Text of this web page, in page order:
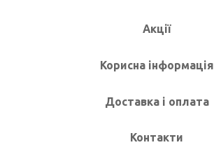
Акції
Корисна інформація
Доставка і оплата
Контакти